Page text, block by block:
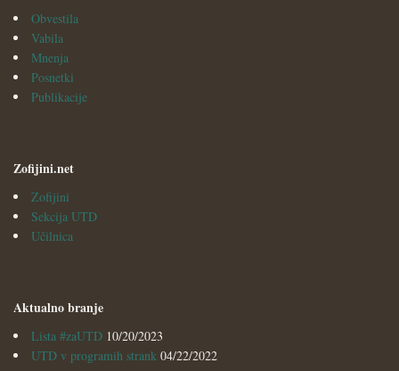
Obvestila
Vabila
Mnenja
Posnetki
Publikacije
Zofijini.net
Zofijini
Sekcija UTD
Učilnica
Aktualno branje
Lista #zaUTD 10/20/2023
UTD v programih strank 04/22/2022